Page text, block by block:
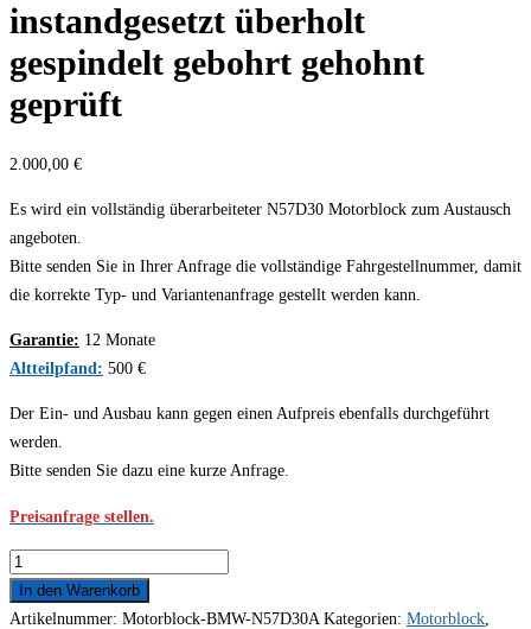
instandgesetzt überholt
gespindelt gebohrt gehohnt
geprüft
2.000,00 €
Es wird ein vollständig überarbeiteter N57D30 Motorblock zum Austausch
angeboten.
Bitte senden Sie in Ihrer Anfrage die vollständige Fahrgestellnummer, damit
die korrekte Typ- und Variantenanfrage gestellt werden kann.
Garantie: 12 Monate
Altteilpfand: 500 €
Der Ein- und Ausbau kann gegen einen Aufpreis ebenfalls durchgeführt
werden.
Bitte senden Sie dazu eine kurze Anfrage.
Preisanfrage stellen.
N57D30A
Motorblock
generalüberholt
In den Warenkorb
Artikelnummer: Motorblock-BMW-N57D30A Kategorien: Motorblock